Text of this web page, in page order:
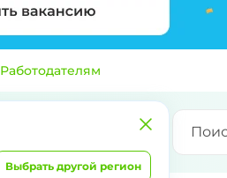
Выбрать другой регион
Работодателям